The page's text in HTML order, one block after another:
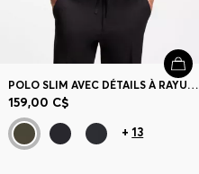
POLO SLIM AVEC DÉTAILS À RAYURES CONTRASTANTES
159,00 C$
+13